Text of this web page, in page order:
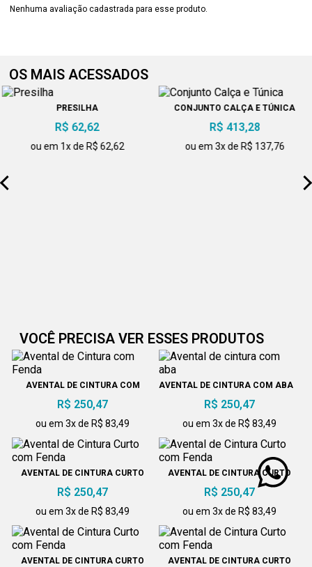
Nenhuma avaliação cadastrada para esse produto.
OS MAIS ACESSADOS
PRESILHA
R$ 62,62
ou em 1x de R$ 62,62
CONJUNTO CALÇA E TÚNICA
R$ 413,28
ou em 3x de R$ 137,76
VOCÊ PRECISA VER ESSES PRODUTOS
AVENTAL DE CINTURA COM
R$ 250,47
ou em 3x de R$ 83,49
AVENTAL DE CINTURA COM ABA
R$ 250,47
ou em 3x de R$ 83,49
AVENTAL DE CINTURA CURTO
COM FENDA
R$ 250,47
ou em 3x de R$ 83,49
AVENTAL DE CINTURA CURTO
COM FENDA
R$ 250,47
ou em 3x de R$ 83,49
AVENTAL DE CINTURA CURTO
AVENTAL DE CINTURA CURTO